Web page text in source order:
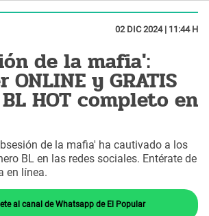
02 DIC 2024 | 11:44 H
de la mafia':
ONLINE y GRATIS
HOT completo en
de la mafia' ha cautivado a los
BL en las redes sociales. Entérate de
en línea.
al canal de Whatsapp de El Popular